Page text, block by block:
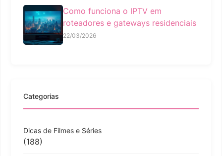
Como funciona o IPTV em
roteadores e gateways residenciais
22/03/2026
Categorias
Dicas de Filmes e Séries
(188)